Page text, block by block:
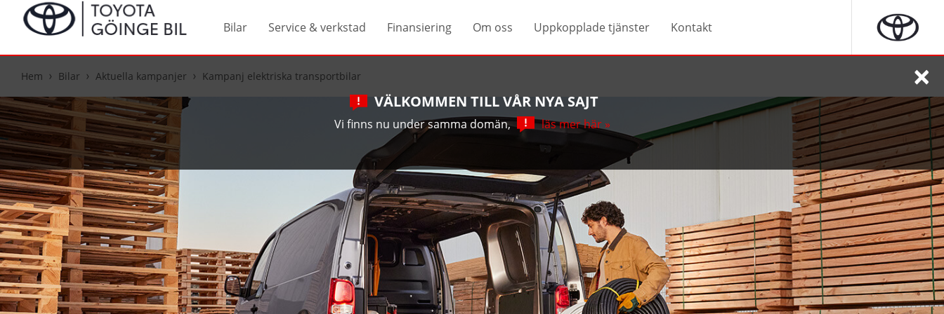
Bilar Service & verkstad Finansiering Om oss Uppkopplade tjänster Kontakt
Hem Bilar Aktuella kampanjer Kampanj elektriska transportbilar
VÄLKOMMEN TILL VÅR NYA SAJT
Vi finns nu under samma domän, läs mer här »
×